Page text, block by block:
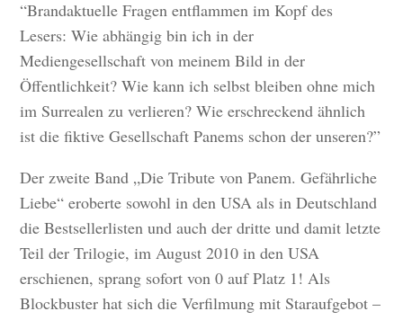
“Brandaktuelle Fragen entflammen im Kopf des
Lesers: Wie abhängig bin ich in der
Mediengesellschaft von meinem Bild in der
Öffentlichkeit? Wie kann ich selbst bleiben ohne mich
im Surrealen zu verlieren? Wie erschreckend ähnlich
ist die fiktive Gesellschaft Panems schon der unseren?”
Der zweite Band „Die Tribute von Panem. Gefährliche
Liebe“ eroberte sowohl in den USA als in Deutschland
die Bestsellerlisten und auch der dritte und damit letzte
Teil der Trilogie, im August 2010 in den USA
erschienen, sprang sofort von 0 auf Platz 1! Als
Blockbuster hat sich die Verfilmung mit Staraufgebot –